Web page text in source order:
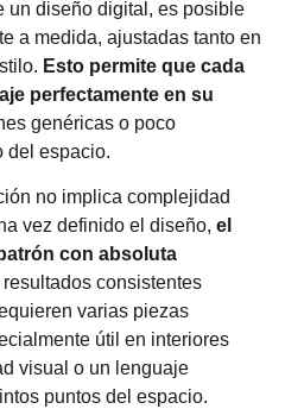
un diseño digital, es posible
a medida, ajustadas tanto en
Esto permite que cada
perfectamente en su
genéricas o poco
del espacio.
no implica complejidad
vez definido el diseño, el
con absoluta
consistentes
varias piezas
útil en interiores
visual o un lenguaje
puntos del espacio.